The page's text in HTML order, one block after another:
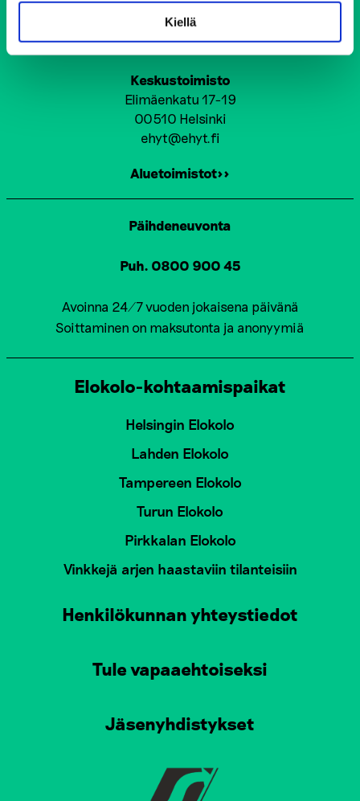
Kiellä
Ehkäisevä päihdetyö EHYT ry
Keskustoimisto
Elimäenkatu 17-19
00510 Helsinki
ehyt@ehyt.fi
Aluetoimistot>>
Päihdeneuvonta
Puh. 0800 900 45
Avoinna 24/7 vuoden jokaisena päivänä
Soittaminen on maksutonta ja anonyymiä
Elokolo-kohtaamispaikat
Helsingin Elokolo
Lahden Elokolo
Tampereen Elokolo
Turun Elokolo
Pirkkalan Elokolo
Vinkkejä arjen haastaviin tilanteisiin
Henkilökunnan yhteystiedot
Tule vapaaehtoiseksi
Jäsenyhdistykset